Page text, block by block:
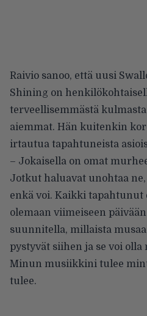
Raivio sanoo, että uusi
Shining on
terveellisemmästä
aiemmat. Hän kuitenkin
irtautua tapahtuneista
– Jokaisella on omat
Jotkut haluavat unohtaa
enkä voi. Kaikki tapahtunut
olemaan viimeiseen
suunnitella, millaista
pystyvät siihen ja se voi olla
Minun musiikkini tulee
tulee.